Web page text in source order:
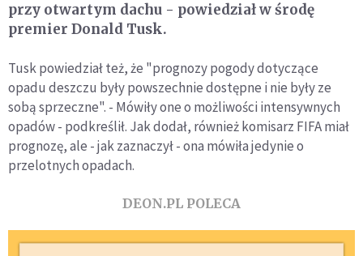
przy otwartym dachu - powiedział w środę
premier Donald Tusk.
Tusk powiedział też, że "prognozy pogody dotyczące
opadu deszczu były powszechnie dostępne i nie były ze
sobą sprzeczne". - Mówiły one o możliwości intensywnych
opadów - podkreślił. Jak dodał, również komisarz FIFA miał
prognozę, ale - jak zaznaczył - ona mówiła jedynie o
przelotnych opadach.
DEON.PL POLECA